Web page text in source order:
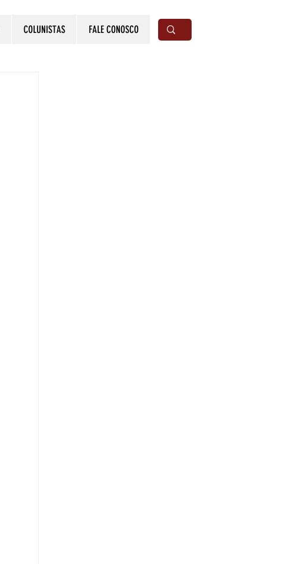
COLUNISTAS FALE CONOSCO